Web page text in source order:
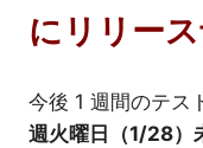
にリリー
今後 1 週間のテス
週火曜日（1/28）